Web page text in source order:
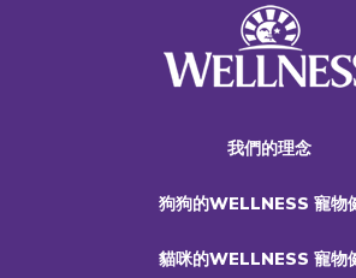
我們的理念
狗狗的WELLNESS 寵物
貓咪的WELLNESS 寵物